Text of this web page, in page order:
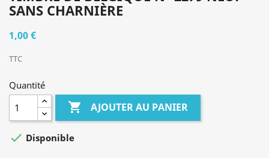
SANS CHARNIÈRE
1,00 €
TTC
Quantité
 AJOUTER AU PANIER
 Disponible